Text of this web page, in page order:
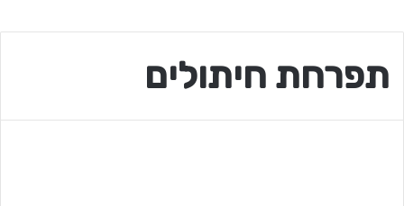
תפרחת חיתולים